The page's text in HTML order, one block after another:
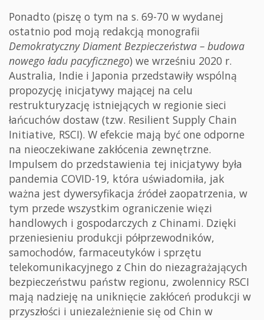
Ponadto (piszę o tym na s. 69-70 w wydanej
ostatnio pod moją redakcją monografii
Demokratyczny Diament Bezpieczeństwa – budowa
nowego ładu pacyficznego) we wrześniu 2020 r.
Australia, Indie i Japonia przedstawiły wspólną
propozycję inicjatywy mającej na celu
restrukturyzację istniejących w regionie sieci
łańcuchów dostaw (tzw. Resilient Supply Chain
Initiative, RSCI). W efekcie mają być one odporne
na nieoczekiwane zakłócenia zewnętrzne.
Impulsem do przedstawienia tej inicjatywy była
pandemia COVID-19, która uświadomiła, jak
ważna jest dywersyfikacja źródeł zaopatrzenia, w
tym przede wszystkim ograniczenie więzi
handlowych i gospodarczych z Chinami. Dzięki
przeniesieniu produkcji półprzewodników,
samochodów, farmaceutyków i sprzętu
telekomunikacyjnego z Chin do niezagrażających
bezpieczeństwu państw regionu, zwolennicy RSCI
mają nadzieję na uniknięcie zakłóceń produkcji w
przyszłości i uniezależnienie się od Chin w